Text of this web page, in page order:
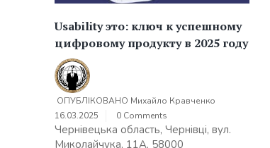
Usability это: ключ к успешному
цифровому продукту в 2025 году
ОПУБЛІКОВАНО Михайло Кравченко
16.03.2025
0 Comments
Чернівецька область, Чернівці, вул.
Миколайчука, 11А, 58000